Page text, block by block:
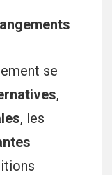
se
,
, les